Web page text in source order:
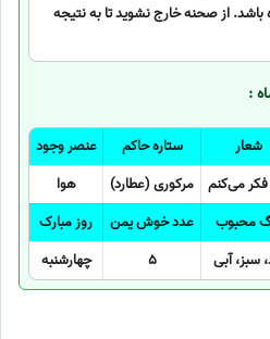
از صحنه خارج نشوید تا به نتیجه
:
شعار ستاره حاکم
عنصر وجود
می‌کنم مرکوری (عطارد)
هوا
محبوب عدد خوش یمن
روز مبارک
سبز، آبی 5 چهارشنبه